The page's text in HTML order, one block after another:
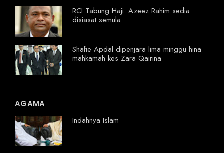
RCI Tabung Haji: Azeez Rahim sedia
disiasat semula
Shafie Apdal dipenjara lima minggu hina
mahkamah kes Zara Qairina
AGAMA
Indahnya Islam